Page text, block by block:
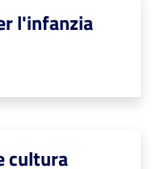
l'infanzia
cultura